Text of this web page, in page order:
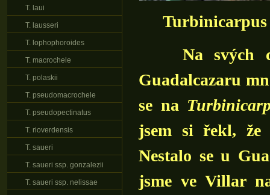
Na svých
Guadalcazaru
se na
jsem si řekl,
Nestalo se u
jsme ve Villar
T. laui
T. lausseri
T. lophophoroides
T. macrochele
T. polaskii
T. pseudomacrochele
T. pseudopectinatus
T. rioverdensis
T. saueri
T. saueri ssp. gonzalezii
T. saueri ssp. nelissae